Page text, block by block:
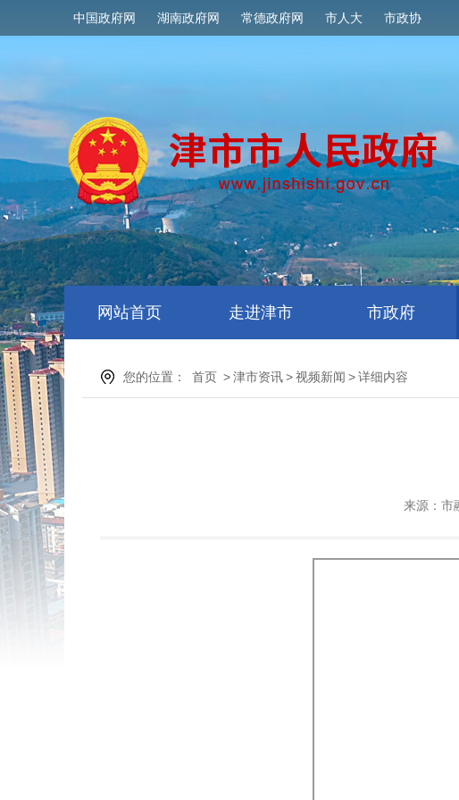
中国政府网 湖南政府网 常德政府网 市人大 市政协
网站首页 走进津市 市政府
您的位置： 首页 >津市资讯>视频新闻 >详细内容
来源：市